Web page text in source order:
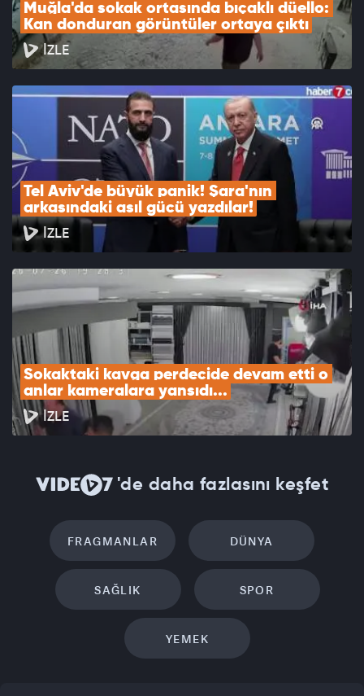
Muğla'da sokak ortasında bıçaklı düello:
Kan donduran görüntüler ortaya çıktı
İZLE
Tel Aviv'de büyük panik! Şara'nın
arkasındaki asıl gücü yazdılar!
İZLE
Sokaktaki kavga perdecide devam etti o
anlar kameralara yansıdı...
İZLE
'de daha fazlasını keşfet
FRAGMANLAR DÜNYA
SAĞLIK SPOR
YEMEK